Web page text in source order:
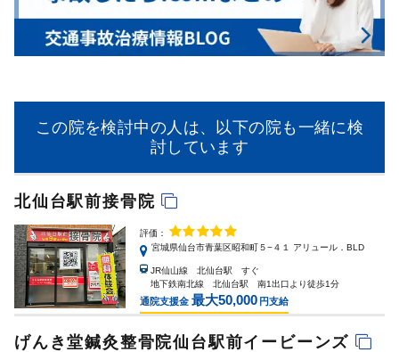
この院を検討中の人は、以下の院も一緒に検
討しています
北仙台駅前接骨院
評価：
宮城県仙台市青葉区昭和町５−４１ アリュール．BLD
JR仙山線 北仙台駅 すぐ
地下鉄南北線 北仙台駅 南1出口より徒歩1分
通院支援金 最大50,000 円支給
げんき堂鍼灸整骨院仙台駅前イービーンズ